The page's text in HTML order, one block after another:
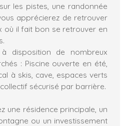
les pistes, une randonnée
apprécierez de retrouver
où il fait bon se retrouver en
disposition de nombreux
: Piscine ouverte en été,
à skis, cave, espaces verts
sécurisé par barrière.
une résidence principale, un
ou un investissement